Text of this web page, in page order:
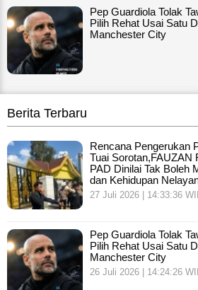
Pep Guardiola Tolak
Pilih Rehat Usai Satu
Manchester City
Berita Terbaru
Rencana Pengerukan
Tuai Sorotan,FAUZAN
PAD Dinilai Tak Boleh
dan Kehidupan
27 Juli 2026 | 14:33:36
Pep Guardiola Tolak
Pilih Rehat Usai Satu
Manchester City
26 Juli 2026 | 14:24:26